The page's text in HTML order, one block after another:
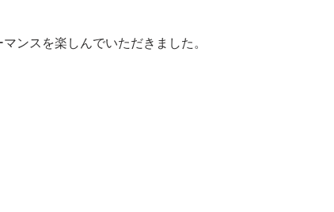
ンスを楽しんでいただきました。